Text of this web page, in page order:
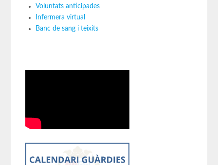
Voluntats anticipades
Infermera virtual
Banc de sang i teixits